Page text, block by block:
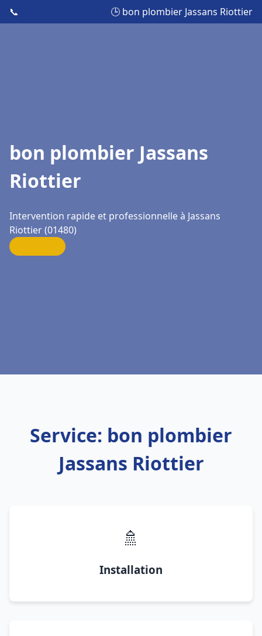
📞 🕒 bon plombier Jassans Riottier
bon plombier Jassans
Riottier
Intervention rapide et professionnelle à Jassans
Riottier (01480)
Service: bon plombier
Jassans Riottier
🚿
Installation